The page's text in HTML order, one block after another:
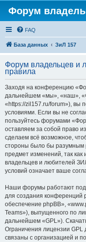
Форум
FAQ
База данных ЗиЛ 157
Форум владельцев и
правила
Заходя на конференцию
дальнейшем «мы», «наш»,
«https://zil157.ru/forum»), вы
условиями. Если вы не
пользуйтесь форумами
оставляем за собой право
сделаем всё возможное,
стороны было бы разумным
предмет изменений, так
владельцев и любителей
условий означает ваше
Наши форумы работают под
для создания конференций
обеспечение phpBB»,
Teams»), выпущенного по
дальнейшем «GPL»).
Ограничения лицензии GPL
связаны с организацией и